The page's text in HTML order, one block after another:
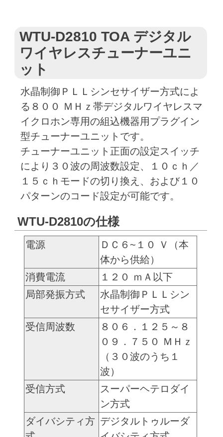
WTU-D2810 TOA デジタル
ワイヤレスチューナーユニ
ット
水晶制御ＰＬＬシンセサイザー方式によ
る８００ ＭＨｚ帯デジタルワイヤレスマ
イクロホン専用の組込機器用プラグイン
型チューナーユニットです。
チューナーユニット正面の設定スイッチ
により３０波の周波数設定、１０ｃｈ／
１５ｃｈモードの切り換え、および１０
パターンのコード設定が可能です。
WTU-D2810の仕様
電源
ＤＣ６~１０ Ｖ（本
体から供給）
消費電流
１２０ ｍＡ以下
局部発振方式
水晶制御ＰＬＬシン
セサイザー方式
受信周波数
８０６．１２５～８
０９．７５０ ＭＨｚ
（３０波のうち１
波）
受信方式
スーパーヘテロダイ
ン方式
ダイバシティ方 デジタルトゥルーダ